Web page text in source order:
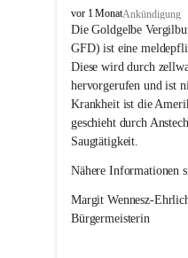
O
s
l
i
p
vor 1 MonatAnkündigung
Die Goldgelbe
GFD) ist eine
Diese wird durch
hervorgerufen und ist
Krankheit ist die
geschieht durch
Saugtätigkeit.
Nähere Informationen
Margit Wennesz-
Bürgermeisterin